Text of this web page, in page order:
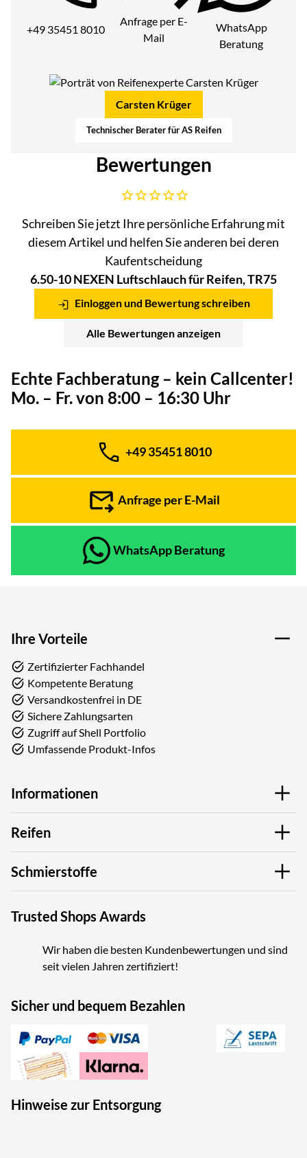
+49 35451 8010
Anfrage per E-
Mail
WhatsApp
Beratung
Carsten Krüger
Technischer Berater für AS Reifen
Bewertungen
Noch keine Bewertungen abgegeben
Schreiben Sie jetzt Ihre persönliche Erfahrung mit
diesem Artikel und helfen Sie anderen bei deren
Kaufentscheidung
6.50-10 NEXEN Luftschlauch für Reifen, TR75
Einloggen und Bewertung schreiben
Alle Bewertungen anzeigen
Echte Fachberatung – kein Callcenter!
Mo. – Fr. von 8:00 – 16:30 Uhr
Telefon:
+49 35451 8010
Anfrage per E-Mail
WhatsApp Beratung
Ihre Vorteile
Zertifizierter Fachhandel
Kompetente Beratung
Versandkostenfrei in DE
Sichere Zahlungsarten
Zugriff auf Shell Portfolio
Umfassende Produkt-Infos
Informationen
Reifen
Schmierstoffe
Trusted Shops Awards
Wir haben die besten Kundenbewertungen und sind
seit vielen Jahren zertifiziert!
Sicher und bequem Bezahlen
Hinweise zur Entsorgung